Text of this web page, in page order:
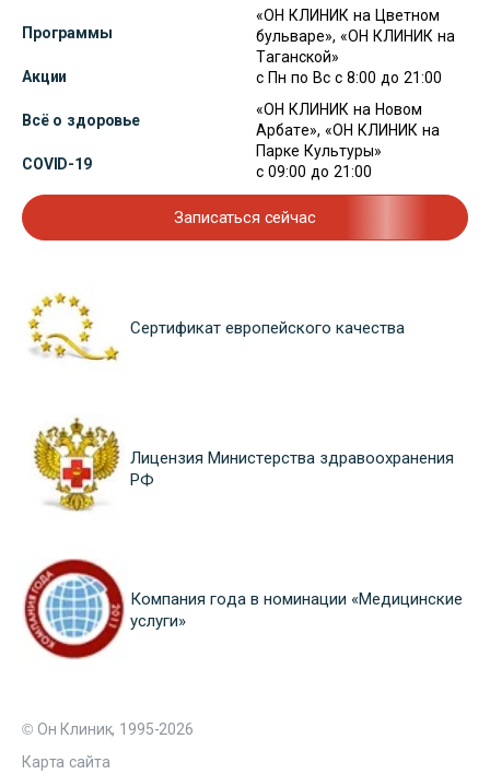
Программы
Акции
Всё о здоровье
COVID-19
«ОН КЛИНИК на Цветном
бульваре», «ОН КЛИНИК на
Таганской»
с Пн по Вс с 8:00 до 21:00
«ОН КЛИНИК на Новом
Арбате», «ОН КЛИНИК на
Парке Культуры»
с 09:00 до 21:00
Записаться сейчас
Сертификат европейского качества
Лицензия Министерства здравоохранения
РФ
Компания года в номинации «Медицинские
услуги»
© Он Клиник, 1995-2026
Карта сайта